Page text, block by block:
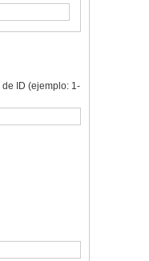
ID (ejemplo: 1-